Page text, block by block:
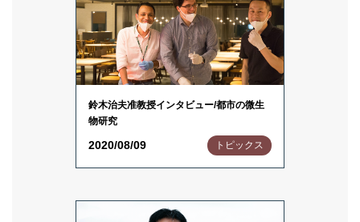
鈴木治夫准教授インタビュー/都市の微生
物研究
2020/08/09 トピックス